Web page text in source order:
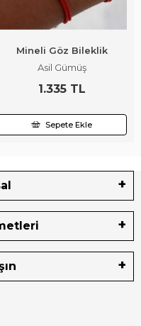
Mineli Göz Bileklik
Asil Gümüş
1.335 TL
Sepete Ekle